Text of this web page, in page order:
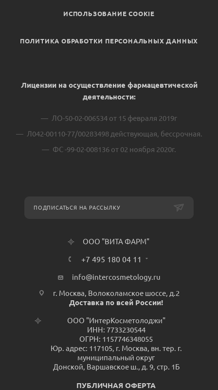
ИСПОЛЬЗОВАНИЕ COOKIE
ПОЛИТИКА ОБРАБОТКИ ПЕРСОНАЛЬНЫХ ДАННЫХ
Лицензии на осуществление фармацевтической
деятельности:
ЛО-50-02-006534 от 15 февраля 2019г
Л042-00110-77/00283498 действующая, бессрочная.
ФС -99-02-008136 от 02 ноября 2020г.
ПОДПИСАТЬСЯ НА РАССЫЛКУ
ООО "ВИТА ФАРМ"
+7 495 180 04 11
info@intercosmetology.ru
г. Москва, Волоколамское шоссе, д.2
Доставка по всей России!
ООО "ИнтерКосметолоджи"
ИНН: 7733230544
ОГРН: 1157746348055
Юр. адрес: 117105, г. Москва, вн. тер. г.
муниципальный округ
Донской, Варшавское ш., д. 9, стр. 1Б
ПУБЛИЧНАЯ ОФЕРТА